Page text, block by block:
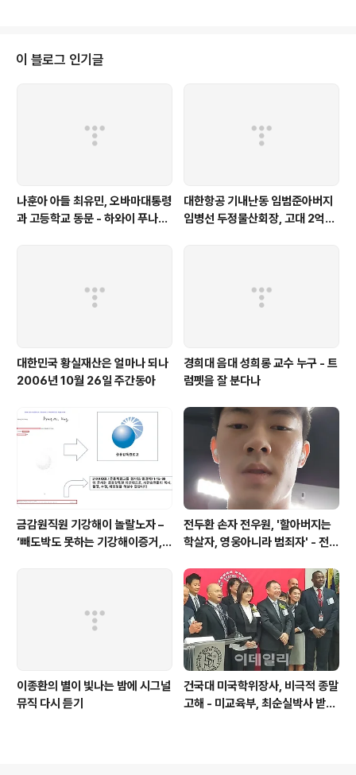
이고 있다. 한편 천안호 침몰 사고자 가족들로 가득한 해군 제2함대 사령부 내
의 예비군 교육장은 백령도 현장에서 걸려 온 이 전화 한 통화에..
이 블로그 인기글
나훈아 아들 최유민, 오바마대통령
과 고등학교 동문 - 하와이 푸나호
대한항공 기내난동 임범준아버지
임병선 두정물산회장, 고대 2억기
대한민국 황실재산은 얼마나 되나
2006년 10월 26일 주간동아
경희대 음대 성희롱 교수 누구 - 트
럼펫을 잘 분다나
금감원직원 기강해이 놀랄노자 –
‘빼도박도 못하는 기강해이증거,
전두환 손자 전우원, '할아버지는
학살자, 영웅아니라 범죄자' - 전재
이종환의 별이 빛나는 밤에 시그널
뮤직 다시 듣기
건국대 미국학위장사, 비극적 종말
고해 - 미교육부, 최순실박사 받은